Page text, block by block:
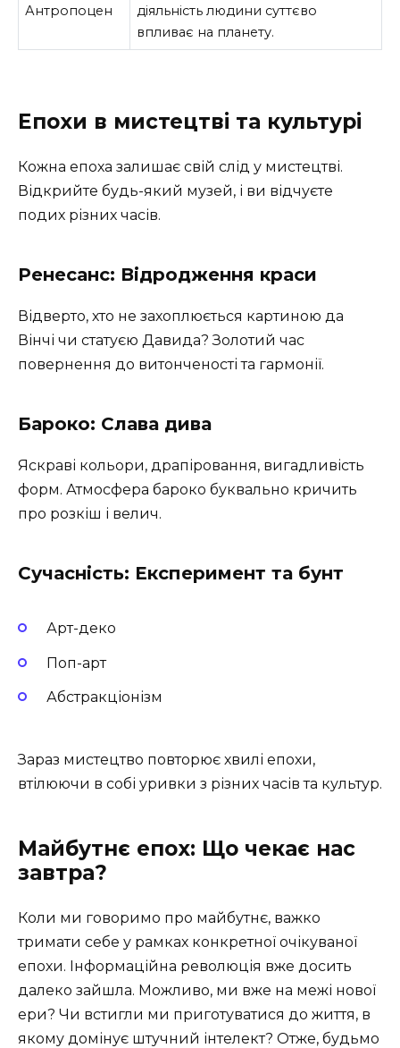
Антропоцен
діяльність людини суттєво
впливає на планету.
Епохи в мистецтві та культурі
Кожна епоха залишає свій слід у мистецтві.
Відкрийте будь-який музей, і ви відчуєте
подих різних часів.
Ренесанс: Відродження краси
Відверто, хто не захоплюється картиною да
Вінчі чи статуєю Давида? Золотий час
повернення до витонченості та гармонії.
Бароко: Слава дива
Яскраві кольори, драпіровання, вигадливість
форм. Атмосфера бароко буквально кричить
про розкіш і велич.
Сучасність: Експеримент та бунт
Арт-деко
Поп-арт
Абстракціонізм
Зараз мистецтво повторює хвилі епохи,
втілюючи в собі уривки з різних часів та культур.
Майбутнє епох: Що чекає нас
завтра?
Коли ми говоримо про майбутнє, важко
тримати себе у рамках конкретної очікуваної
епохи. Інформаційна революція вже досить
далеко зайшла. Можливо, ми вже на межі нової
ери? Чи встигли ми приготуватися до життя, в
якому домінує штучний інтелект? Отже, будьмо